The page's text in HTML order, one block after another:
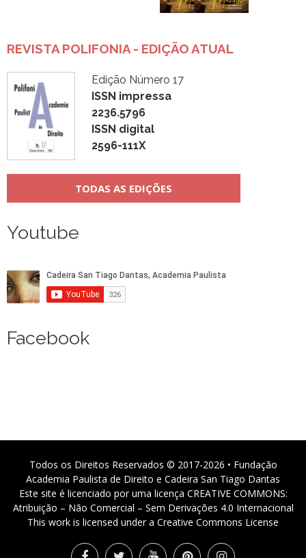
REVISTA POLIFONIA - EDIÇÃO ATUAL
Edição Número 17
ISSN impressa
2236.5796
ISSN digital
2596-111X
TODAS AS EDIÇÕES
Youtube
Facebook
Todos os Direitos Reservados © 2017-2026 • Fundação
Academia Paulista de Direito e Cadeira San Tiago Dantas
Este site é licenciado por uma licença CREATIVE COMMONS:
Atribuição – Não Comercial – Sem Derivações 4.0 Internacional
This work is licensed under a Creative Commons License